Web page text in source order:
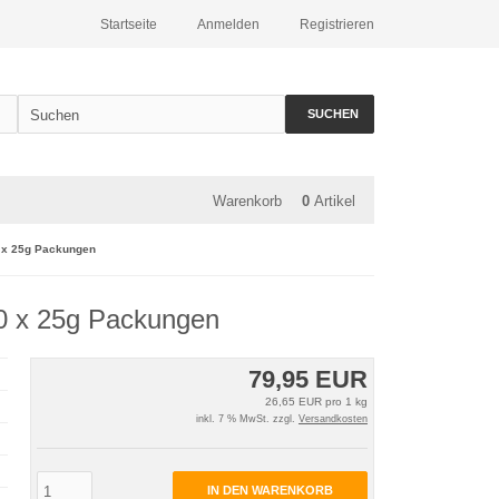
Registrieren
Anmelden
Startseite
SUCHEN
Warenkorb 0 Artikel
25g Packungen
x 25g Packungen
79,95 EUR
26,65 EUR pro 1 kg
inkl. 7 % MwSt. zzgl. Versandkosten
IN DEN WARENKORB